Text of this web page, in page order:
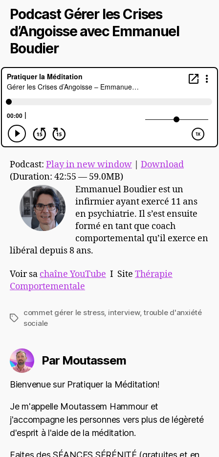
Podcast Gérer les Crises
d’Angoisse avec Emmanuel
Boudier
Podcast: Play in new window
Download
(Duration: 42:55 — 59.0MB)
Emmanuel Boudier est un
infirmier ayant exercé 11 ans
en psychiatrie. Il s’est ensuite
formé en tant que coach
comportemental qu’il exerce en
libéral depuis 8 ans.
Voir sa chaîne YouTube I Site Thérapie
Comportementale
Étiquettes
commet gérer le stress, interview,trouble d'anxiété
sociale
Par Moutassem
Bienvenue sur Pratiquer la Méditation!
Je m'appelle Moutassem Hammour et
j'accompagne les personnes vers plus de légèreté
d'esprit à l'aide de la méditation.
Faites des SÉANCES SÉRÉNITÉ (gratuites et en